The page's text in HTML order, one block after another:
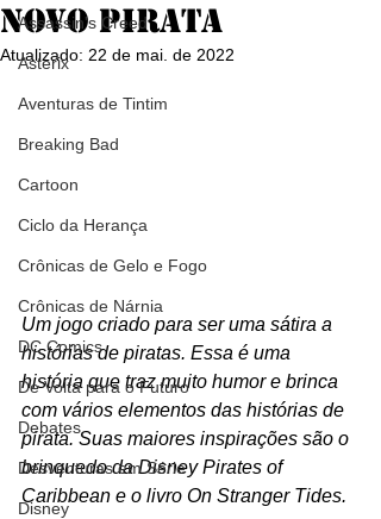
Assassin's Creed
Asterix
Aventuras de Tintim
Breaking Bad
Cartoon
Ciclo da Herança
Crônicas de Gelo e Fogo
Crônicas de Nárnia
DC Comics
De Volta para o Futuro
Debates
Desventuras em Série
Disney
novo pirata
Atualizado: 22 de mai. de 2022
Um jogo criado para ser uma sátira a
histórias de piratas. Essa é uma
história que traz muito humor e brinca
com vários elementos das histórias de
pirata. Suas maiores inspirações são o
brinquedo da Disney Pirates of
Caribbean e o livro On Stranger Tides.